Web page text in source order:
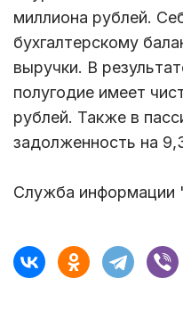
миллиона рублей.
бухгалтерскому
выручки. В
полугодие имеет
рублей. Также в
задолженность на
Служба информации